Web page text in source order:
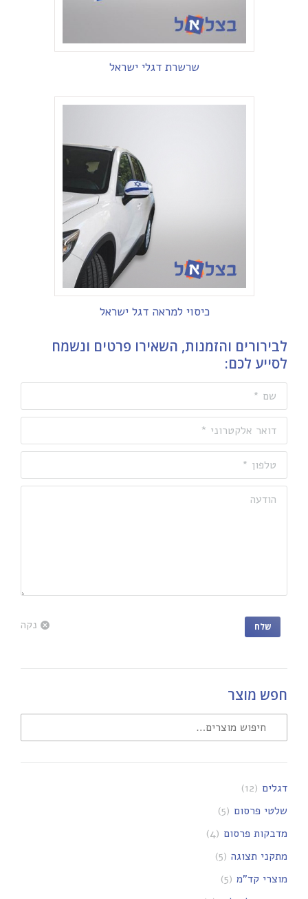
שרשרת דגלי ישראל
כיסוי למראה דגל ישראל
לבירורים והזמנות, השאירו פרטים ונשמח
לסייע לכם:
שם *
דואר אלקטרוני *
טלפון *
הודעה
שלח נקה
חפש מוצר
דגלים (12)
שלטי פרסום (5)
מדבקות פרסום (4)
מתקני תצוגה (5)
מוצרי קד"מ (5)